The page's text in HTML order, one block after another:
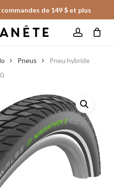
de 149 $ et plus
Fermer
le
panier
Pneus
Pneu hybride